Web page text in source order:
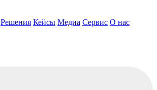
Решения Кейсы Медиа Сервис О нас